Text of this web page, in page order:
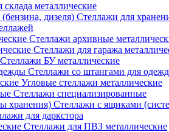
металлические
Стеллажи для
Стеллажи архивные
Стеллажи для гаража
Стеллажи БУ металлические
Стеллажи со штангами для
Угловые стеллажи металлические
Стеллажи специализированные
Стеллажи с ящиками
для даркстора
Стеллажи для ПВЗ металлические